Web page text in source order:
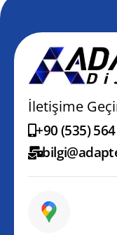
İletişime
+90 (535)